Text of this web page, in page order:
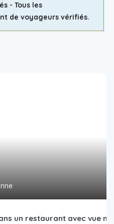
- Tous les
de voyageurs vérifiés.
un restaurant avec vue